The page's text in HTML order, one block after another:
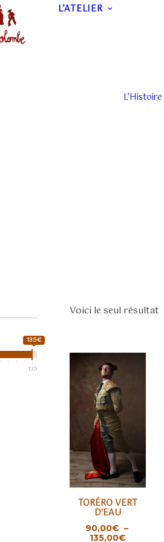
L’ATELIER
L’Histoire
135€
135
Voici le seul résultat
CHOIX DES OPTIONS
Ce
produit
TORÉRO VERT
D'EAU
90,00€ –
135,00€